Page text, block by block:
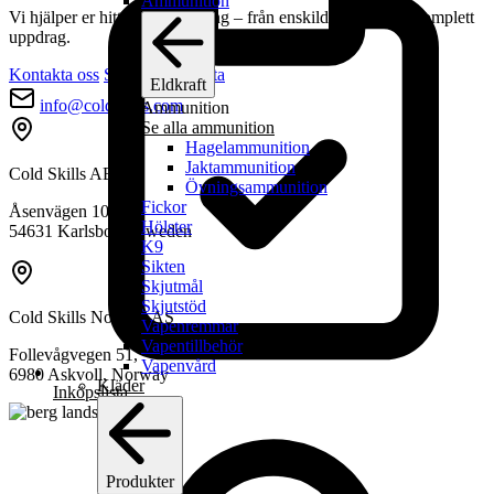
Eldkraft
Ammunition
Se alla ammunition
Hagelammunition
Jaktammunition
Övningsammunition
Fickor
Hölster
K9
Sikten
Skjutmål
Skjutstöd
Vapenremmar
Vapentillbehör
Vapenvård
Kläder
Produkter
Inköpslista
Vi hjälper er hitta rätt utrustning – från enskild produkt till komplett
uppdrag.
Kontakta oss Skapa inköpslista
info@coldskills.com
Cold Skills AB
Åsenvägen 10
54631 Karlsborg, Sweden
Cold Skills Norway AS
Follevågvegen 51,
6980 Askvoll, Norway